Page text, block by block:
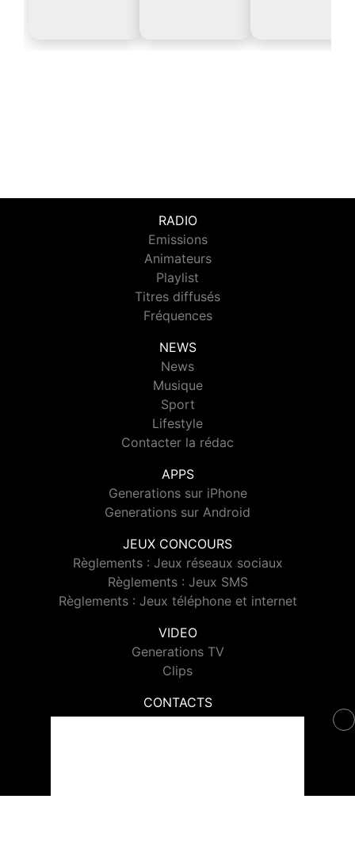
RADIO
Emissions
Animateurs
Playlist
Titres diffusés
Fréquences
NEWS
News
Musique
Sport
Lifestyle
Contacter la rédac
APPS
Generations sur iPhone
Generations sur Android
JEUX CONCOURS
Règlements : Jeux réseaux sociaux
Règlements : Jeux SMS
Règlements : Jeux téléphone et internet
VIDEO
Generations TV
Clips
CONTACTS
Contacter Generations